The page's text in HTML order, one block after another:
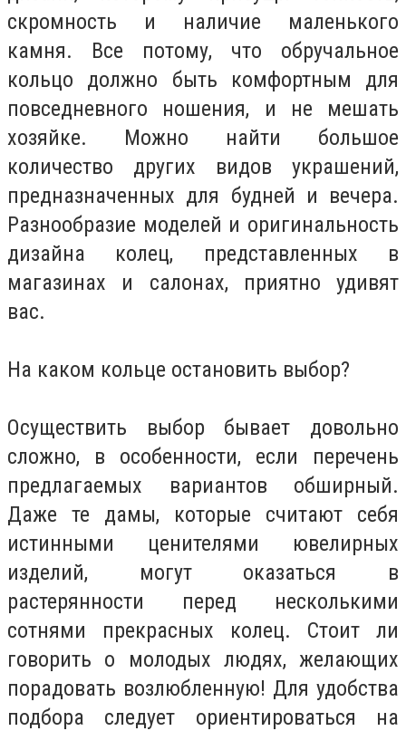
скромность и наличие маленького
камня. Все потому, что обручальное
кольцо должно быть комфортным для
повседневного ношения, и не мешать
хозяйке. Можно найти большое
количество других видов украшений,
предназначенных для будней и вечера.
Разнообразие моделей и оригинальность
дизайна колец, представленных в
магазинах и салонах, приятно удивят
вас.
На каком кольце остановить выбор?
Осуществить выбор бывает довольно
сложно, в особенности, если перечень
предлагаемых вариантов обширный.
Даже те дамы, которые считают себя
истинными ценителями ювелирных
изделий, могут оказаться в
растерянности перед несколькими
сотнями прекрасных колец. Стоит ли
говорить о молодых людях, желающих
порадовать возлюбленную! Для удобства
подбора следует ориентироваться на